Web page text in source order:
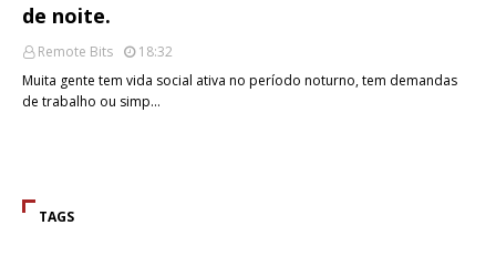
de noite.
Remote Bits
18:32
Muita gente tem vida social ativa no período noturno, tem demandas
de trabalho ou simp…
TAGS